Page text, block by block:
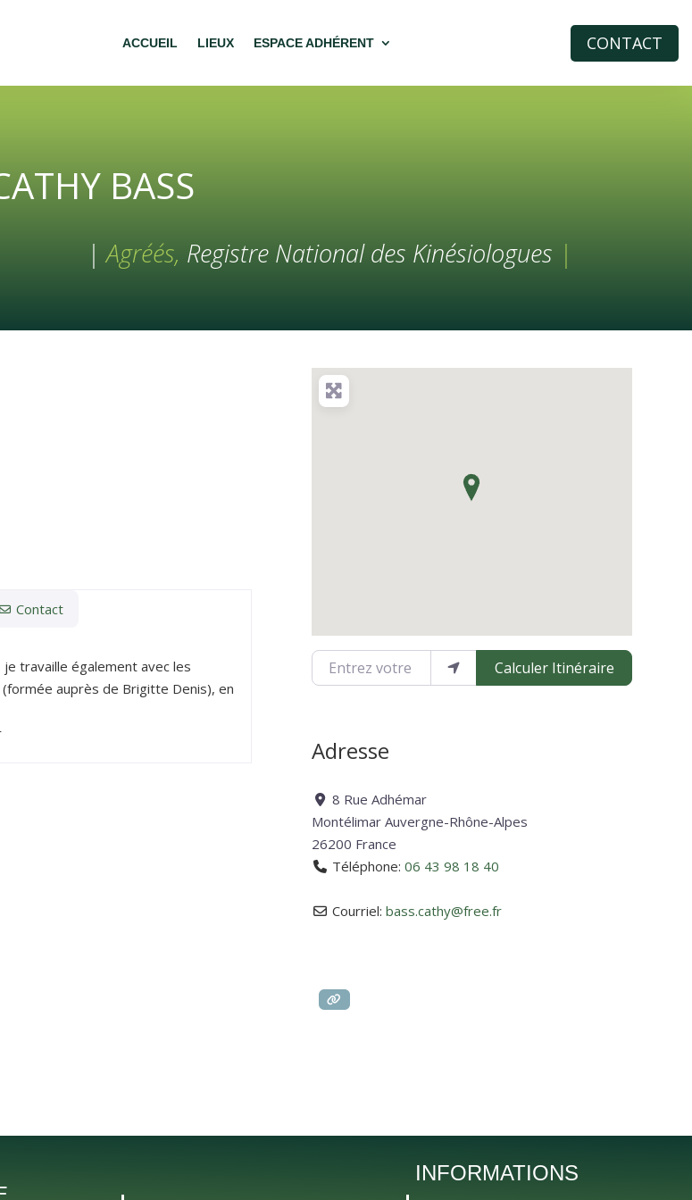
ACCUEIL LIEUX ESPACE ADHÉRENT CONTACT
BASS
|Agréés, Registre National des Kinésiologues |
Contact
travaille également avec les
auprès de Brigitte Denis), en
Entrez votre emplacement Calculer Itinéraire
Adresse
8 Rue Adhémar
Montélimar Auvergne-Rhône-Alpes
26200 France
Téléphone:06 43 98 18 40
Courriel:bass.cathy@free.fr
INFORMATIONS